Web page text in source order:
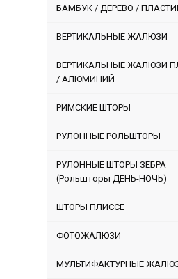
БАМБУК / ДЕРЕВО /
ВЕРТИКАЛЬНЫЕ ЖАЛЮЗИ
ВЕРТИКАЛЬНЫЕ ЖАЛЮЗИ
/ АЛЮМИНИЙ
РИМСКИЕ ШТОРЫ
РУЛОННЫЕ РОЛЬШТОРЫ
РУЛОННЫЕ ШТОРЫ ЗЕБРА
(Рольшторы ДЕНЬ-НОЧЬ)
ШТОРЫ ПЛИССЕ
ФОТОЖАЛЮЗИ
МУЛЬТИФАКТУРНЫЕ